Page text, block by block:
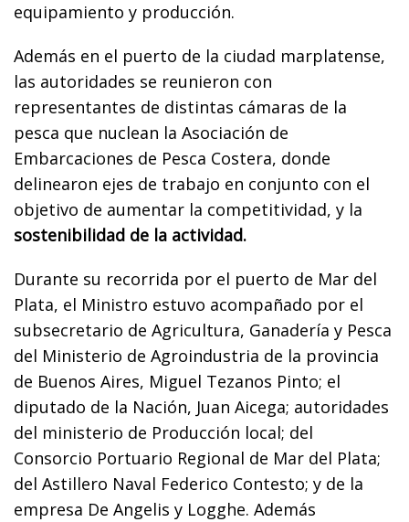
equipamiento y producción.
Además en el puerto de la ciudad marplatense,
las autoridades se reunieron con
representantes de distintas cámaras de la
pesca que nuclean la Asociación de
Embarcaciones de Pesca Costera, donde
delinearon ejes de trabajo en conjunto con el
objetivo de aumentar la competitividad, y la
sostenibilidad de la actividad.
Durante su recorrida por el puerto de Mar del
Plata, el Ministro estuvo acompañado por el
subsecretario de Agricultura, Ganadería y Pesca
del Ministerio de Agroindustria de la provincia
de Buenos Aires, Miguel Tezanos Pinto; el
diputado de la Nación, Juan Aicega; autoridades
del ministerio de Producción local; del
Consorcio Portuario Regional de Mar del Plata;
del Astillero Naval Federico Contesto; y de la
empresa De Angelis y Logghe. Además